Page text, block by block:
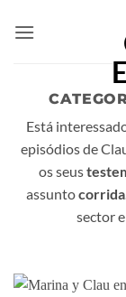
para
Está
episódios de
os seus
assuntocorrida
sector